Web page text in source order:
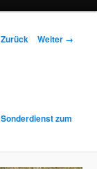
Weiter →
Sonderdienst zum